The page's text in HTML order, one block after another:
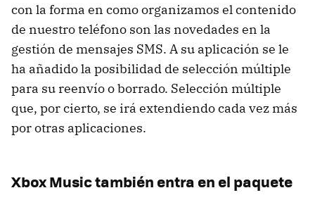
con la forma en como organizamos el contenido
de nuestro teléfono son las novedades en la
gestión de mensajes SMS. A su aplicación se le
ha añadido la posibilidad de selección múltiple
para su reenvío o borrado. Selección múltiple
que, por cierto, se irá extendiendo cada vez más
por otras aplicaciones.
Xbox Music también entra en el paquete